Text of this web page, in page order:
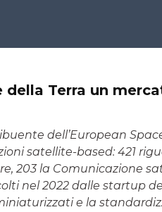
della Terra un
dell’European
satellite-based: 421
203 la Comunicazione
nel 2022 dalle startup
e la